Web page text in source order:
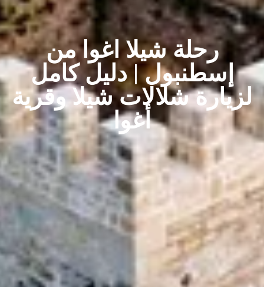
رحلة شيلا اغوا من
إسطنبول | دليل كامل
لزيارة شلالات شيلا وقرية
أغوا